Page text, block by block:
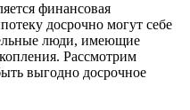
финансовая
досрочно могут себе
люди, имеющие
Рассмотрим
выгодно досрочное